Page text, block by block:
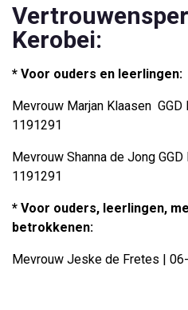
Kerobei:
* Voor ouders en leerlingen:
Mevrouw Marjan Klaasen
1191291
Mevrouw Shanna de Jong
1191291
* Voor ouders, leerlingen,
betrokkenen:
Mevrouw Jeske de Fretes |